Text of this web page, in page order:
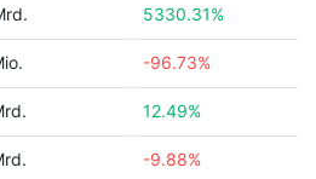
5330.31%
-96.73%
12.49%
-9.88%